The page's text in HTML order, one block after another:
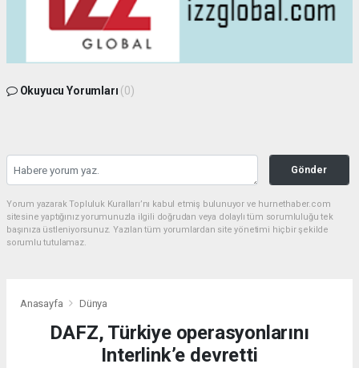
Okuyucu Yorumları (0)
Gönder
Yorum yazarak Topluluk Kuralları’nı kabul etmiş bulunuyor ve hurnethaber.com
sitesine yaptığınız yorumunuzla ilgili doğrudan veya dolaylı tüm sorumluluğu tek
başınıza üstleniyorsunuz. Yazılan tüm yorumlardan site yönetimi hiçbir şekilde
sorumlu tutulamaz.
Anasayfa Dünya
DAFZ, Türkiye operasyonlarını
Interlink’e devretti